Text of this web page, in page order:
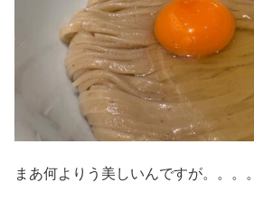
まあ何よりう美しいんですが。。。。